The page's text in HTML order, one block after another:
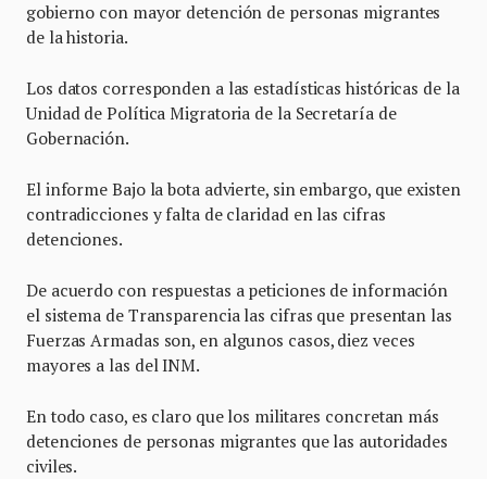
gobierno con mayor detención de personas migrantes
de la historia.
Los datos corresponden a las estadísticas históricas de la
Unidad de Política Migratoria de la Secretaría de
Gobernación.
El informe Bajo la bota advierte, sin embargo, que existen
contradicciones y falta de claridad en las cifras
detenciones.
De acuerdo con respuestas a peticiones de información
el sistema de Transparencia las cifras que presentan las
Fuerzas Armadas son, en algunos casos, diez veces
mayores a las del INM.
En todo caso, es claro que los militares concretan más
detenciones de personas migrantes que las autoridades
civiles.